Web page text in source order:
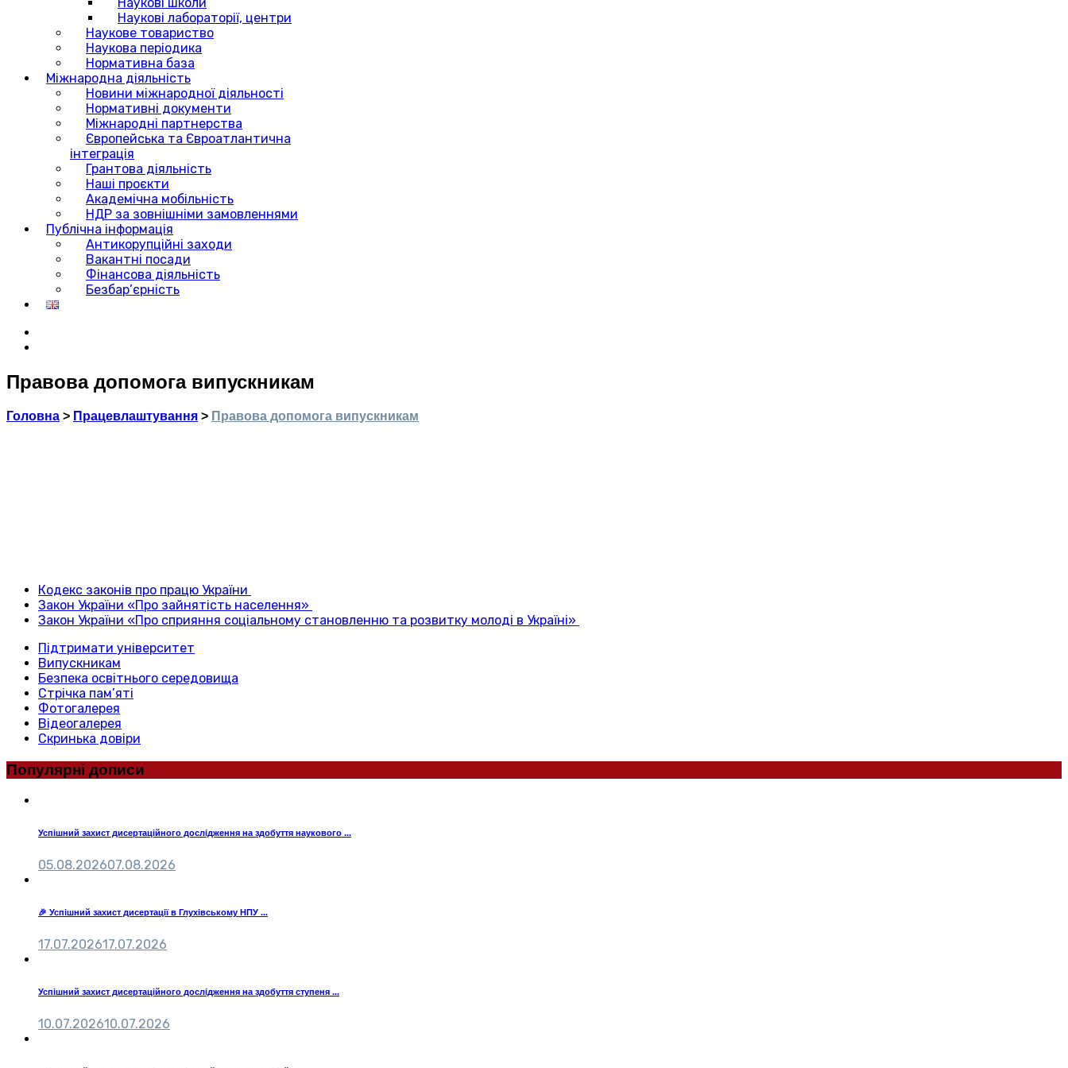
Наукові лабораторії, центри
Наукове товариство
Наукова періодика
Нормативна база
Міжнародна діяльність
Новини міжнародної діяльності
Нормативні документи
Міжнародні партнерства
Європейська та Євроатлантична
інтеграція
Грантова діяльність
Наші проєкти
Академічна мобільність
НДР за зовнішніми замовленнями
Публічна інформація
Антикорупційні заходи
Вакантні посади
Фінансова діяльність
Безбар’єрність
Правова допомога випускникам
Головна > Працевлаштування > Правова допомога випускникам
Кодекс законів про працю України
Закон України «Про зайнятість населення»
Закон України «Про сприяння соціальному становленню та розвитку молоді в Україні»
Підтримати університет
Випускникам
Безпека освітнього середовища
Стрічка пам’яті
Фотогалерея
Відеогалерея
Скринька довіри
Популярні дописи
Успішний захист дисертаційного дослідження на здобуття наукового ...
05.08.202607.08.2026
🎉 Успішний захист дисертації в Глухівському НПУ ...
17.07.202617.07.2026
Успішний захист дисертаційного дослідження на здобуття ступеня ...
10.07.202610.07.2026